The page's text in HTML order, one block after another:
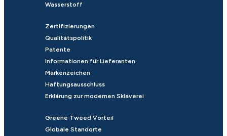
Wasserstoff
Zertifizierungen
Qualitätspolitik
Patente
Informationen für Lieferanten
Markenzeichen
Haftungsausschluss
Erklärung zur modernen Sklaverei
Greene Tweed Vorteil
Globale Standorte